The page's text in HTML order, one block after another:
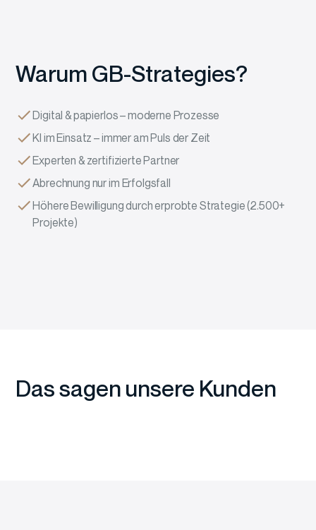
Warum GB-Strategies?
Digital & papierlos – moderne Prozesse
KI im Einsatz – immer am Puls der Zeit
Experten & zertifizierte Partner
Abrechnung nur im Erfolgsfall
Höhere Bewilligung durch erprobte Strategie (2.500+
Projekte)
Das sagen unsere Kunden